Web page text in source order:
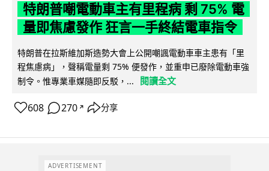
特朗普嘲電動車主有里程病 剩 75% 電
量即焦慮發作 狂言一手終結電車指令
特朗普在拉斯維加斯造勢大會上公開嘲諷電動車車主患有「里
程焦慮病」，聲稱電量剩 75% 便發作，並重申已廢除電動車強
制令。惟專業車媒隨即反駁，...
閱讀全文
608 270 ↗ 分享
ADVERTISEMENT